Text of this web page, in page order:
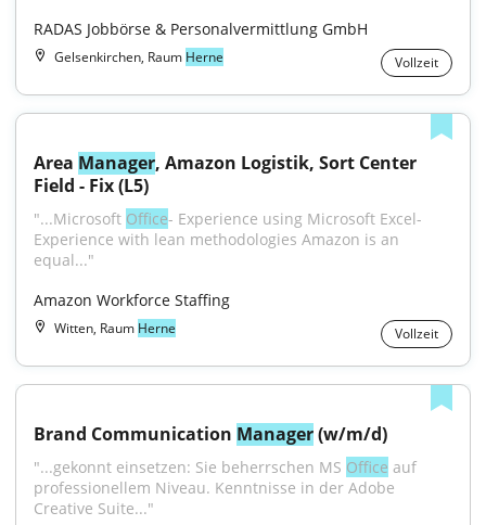
RADAS Jobbörse & Personalvermittlung GmbH
Gelsenkirchen, Raum Herne Vollzeit
Area Manager, Amazon Logistik, Sort Center
Field - Fix (L5)
"...Microsoft Office- Experience using Microsoft Excel-
Experience with lean methodologies Amazon is an
equal..."
Amazon Workforce Staffing
Witten, Raum Herne Vollzeit
Brand Communication Manager (w/m/d)
"...gekonnt einsetzen: Sie beherrschen MS Office auf
professionellem Niveau. Kenntnisse in der Adobe
Creative Suite..."